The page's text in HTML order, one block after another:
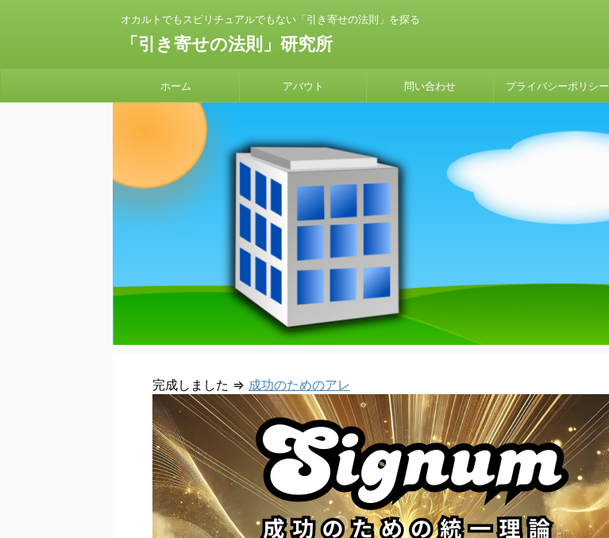
オカルトでもスピリチュアルでもない「引き寄せの法則」を探る
「引き寄せの法則」研究所
ホーム アバウト 問い合わせ プライバシーポリシー
完成しました ⇒ 成功のためのアレ